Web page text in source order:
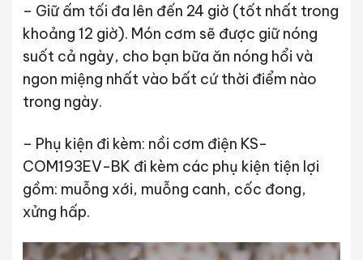
– Giữ ấm tối đa lên đến 24 giờ (tốt nhất trong
khoảng 12 giờ). Món cơm sẽ được giữ nóng
suốt cả ngày, cho bạn bữa ăn nóng hổi và
ngon miệng nhất vào bất cứ thời điểm nào
trong ngày.
– Phụ kiện đi kèm: nồi cơm điện KS-
COM193EV-BK đi kèm các phụ kiện tiện lợi
gồm: muỗng xới, muỗng canh, cốc đong,
xửng hấp.